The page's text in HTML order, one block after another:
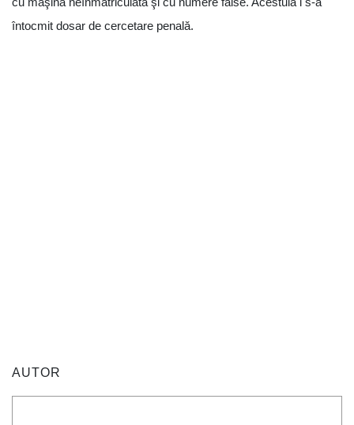
întocmit dosar de cercetare penală.
AUTOR